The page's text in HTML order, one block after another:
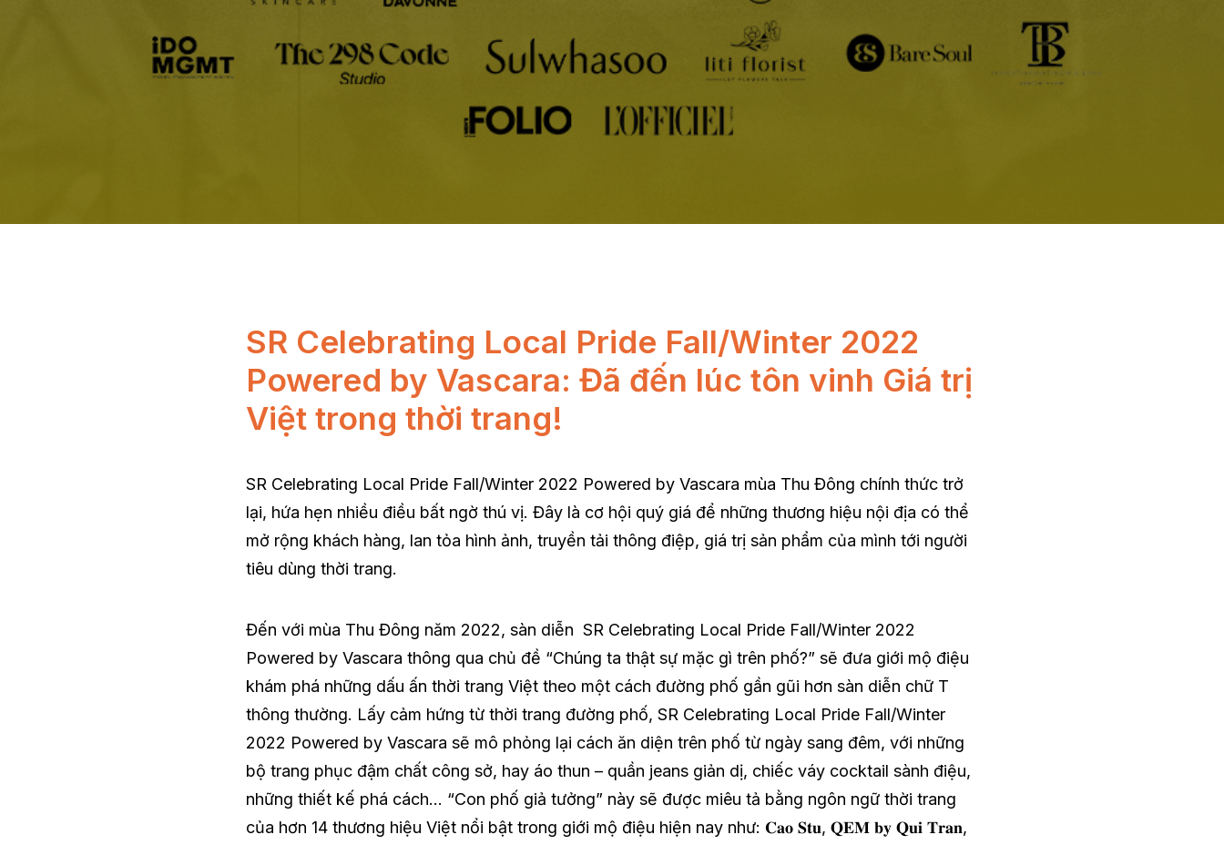
SR Celebrating Local Pride Fall/Winter 2022
Powered by Vascara: Đã đến lúc tôn vinh Giá trị
Việt trong thời trang!
SR Celebrating Local Pride Fall/Winter 2022 Powered by Vascara mùa Thu Đông chính thức trở
lại, hứa hẹn nhiều điều bất ngờ thú vị. Đây là cơ hội quý giá để những thương hiệu nội địa có thể
mở rộng khách hàng, lan tỏa hình ảnh, truyền tải thông điệp, giá trị sản phẩm của mình tới người
tiêu dùng thời trang.
Đến với mùa Thu Đông năm 2022, sàn diễn SR Celebrating Local Pride Fall/Winter 2022
Powered by Vascara thông qua chủ đề “Chúng ta thật sự mặc gì trên phố?” sẽ đưa giới mộ điệu
khám phá những dấu ấn thời trang Việt theo một cách đường phố gần gũi hơn sàn diễn chữ T
thông thường. Lấy cảm hứng từ thời trang đường phố, SR Celebrating Local Pride Fall/Winter
2022 Powered by Vascara sẽ mô phỏng lại cách ăn diện trên phố từ ngày sang đêm, với những
bộ trang phục đậm chất công sở, hay áo thun – quần jeans giản dị, chiếc váy cocktail sành điệu,
những thiết kế phá cách… “Con phố giả tưởng” này sẽ được miêu tả bằng ngôn ngữ thời trang
của hơn 14 thương hiệu Việt nổi bật trong giới mộ điệu hiện nay như: 𝐂𝐚𝐨 𝐒𝐭𝐮, 𝐐𝐄𝐌 𝐛𝐲 𝐐𝐮𝐢 𝐓𝐫𝐚𝐧,